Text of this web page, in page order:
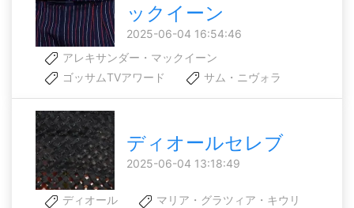
ックイーン
2025-06-04 16:54:46
アレキサンダー・マックイーン
ゴッサムTVアワード
サム・ニヴォラ
ディオールセレブ
2025-06-04 13:18:49
ディオール
マリア・グラツィア・キウリ